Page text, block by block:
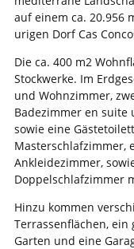
auf einem ca. 20.956
urigen Dorf Cas
Die ca. 400 m2
Stockwerke. Im
und Wohnzimmer,
Badezimmer en suite
sowie eine
Masterschlafzimmer,
Ankleidezimmer,
Doppelschlafzimmer
Hinzu kommen
Terrassenflächen,
Garten und eine